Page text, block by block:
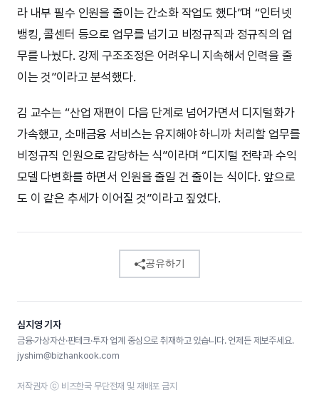
라 내부 필수 인원을 줄이는 간소화 작업도 했다”며 “인터넷
뱅킹, 콜센터 등으로 업무를 넘기고 비정규직과 정규직의 업
무를 나눴다. 강제 구조조정은 어려우니 지속해서 인력을 줄
이는 것”이라고 분석했다.
김 교수는 “산업 재편이 다음 단계로 넘어가면서 디지털화가
가속했고, 소매금융 서비스는 유지해야 하니까 처리할 업무를
비정규직 인원으로 감당하는 식”이라며 “디지털 전략과 수익
모델 다변화를 하면서 인원을 줄일 건 줄이는 식이다. 앞으로
도 이 같은 추세가 이어질 것”이라고 짚었다.
공유하기
심지영 기자
금융·가상자산·핀테크·투자 업계 중심으로 취재하고 있습니다. 언제든 제보주세요.
jyshim@bizhankook.com
저작권자 ⓒ 비즈한국 무단전재 및 재배포 금지